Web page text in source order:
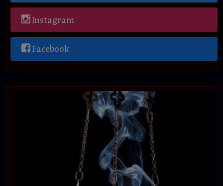
Instagram
Facebook